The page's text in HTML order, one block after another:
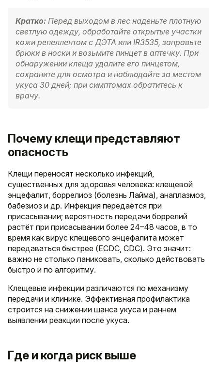
Кратко: Перед выходом в лес наденьте плотную
светлую одежду, обработайте открытые участки
кожи репеллентом с ДЭТА или IR3535, заправьте
брюки в носки и возьмите пинцет в аптечку. При
обнаружении клеща удалите его пинцетом,
сохраните для осмотра и наблюдайте за местом
укуса 30 дней; при симптомах обратитесь к
врачу.
Почему клещи представляют
опасность
Клещи переносят несколько инфекций,
существенных для здоровья человека: клещевой
энцефалит, боррелиоз (болезнь Лайма), анаплазмоз,
бабезиоз и др. Инфекция передаётся при
присасывании; вероятность передачи боррелий
растёт при присасывании более 24–48 часов, в то
время как вирус клещевого энцефалита может
передаваться быстрее (ECDC, CDC). Это значит:
важно не столько паниковать, сколько действовать
быстро и по алгоритму.
Клещевые инфекции различаются по механизму
передачи и клинике. Эффективная профилактика
строится на снижении шанса укуса и раннем
выявлении реакции после укуса.
Где и когда риск выше